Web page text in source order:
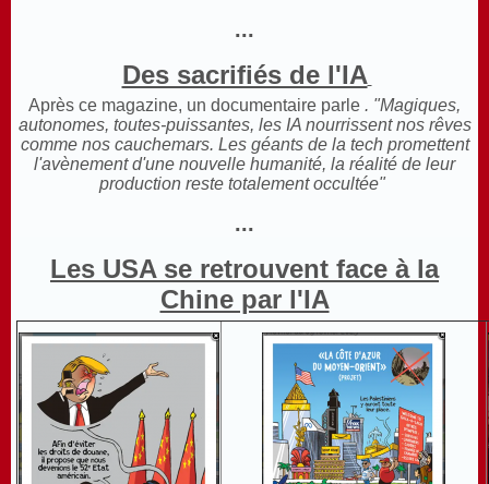
...
Des sacrifiés de l'IA
Après ce magazine, un documentaire parle . "Magiques,
autonomes, toutes-puissantes, les IA nourrissent nos rêves
comme nos cauchemars. Les géants de la tech promettent
l'avènement d'une nouvelle humanité, la réalité de leur
production reste totalement occultée"
...
Les USA se retrouvent face à la
Chine par l'IA